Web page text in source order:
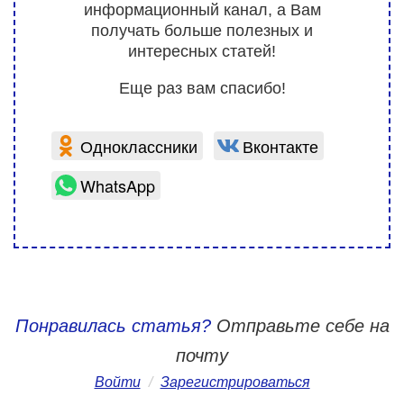
информационный канал, а Вам
получать больше полезных и
интересных статей!
Еще раз вам спасибо!
Одноклассники
Вконтакте
WhatsApp
Понравилась статья?Отправьте себе на
почту
Войти / Зарегистрироваться